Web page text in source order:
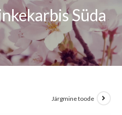
Süda
Järgmine toode